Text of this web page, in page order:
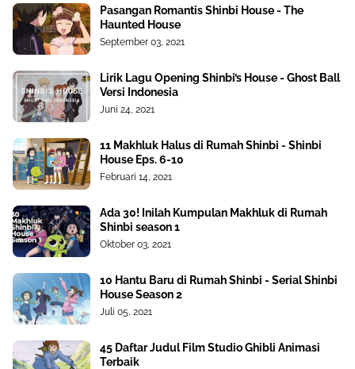
Pasangan Romantis Shinbi House - The
Haunted House
September 03, 2021
Lirik Lagu Opening Shinbi’s House - Ghost Ball
Versi Indonesia
Juni 24, 2021
11 Makhluk Halus di Rumah Shinbi - Shinbi
House Eps. 6-10
Februari 14, 2021
Ada 30! Inilah Kumpulan Makhluk di Rumah
Shinbi season 1
Oktober 03, 2021
10 Hantu Baru di Rumah Shinbi - Serial Shinbi
House Season 2
Juli 05, 2021
45 Daftar Judul Film Studio Ghibli Animasi
Terbaik